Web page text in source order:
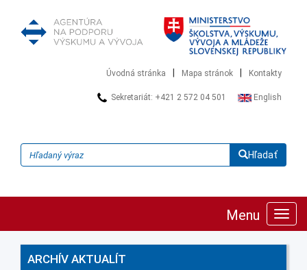
Úvodná stránka Mapa stránok Kontakty
Sekretariát: +421 2 572 04 501 English
Hľadať
Menu
ARCHÍV AKTUALÍT